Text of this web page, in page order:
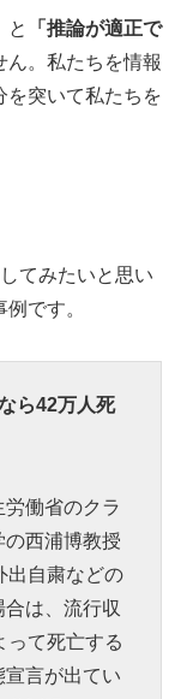
と
「推論が適正で
ん。私たちを情報
を突いて私たちを
てみたいと思い
です。
ら42万人死
働省のクラ
の西浦博教授
出自粛などの
は、流行収
って死亡する
宣言が出てい